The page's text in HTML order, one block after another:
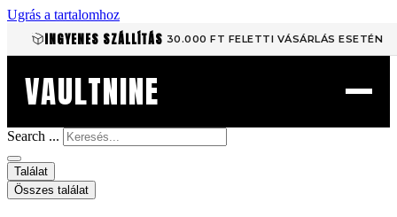
Ugrás a tartalomhoz
INGYENES SZÁLLÍTÁS 30.000 FT FELETTI VÁSÁRLÁS ESETÉN
VAULTNINE
Search ...
Találat
Összes találat